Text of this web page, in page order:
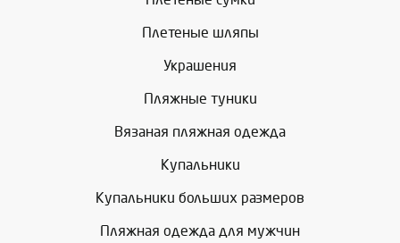
Плетеные шляпы
Украшения
Пляжные туники
Вязаная пляжная одежда
Купальники
Купальники больших размеров
Пляжная одежда для мужчин